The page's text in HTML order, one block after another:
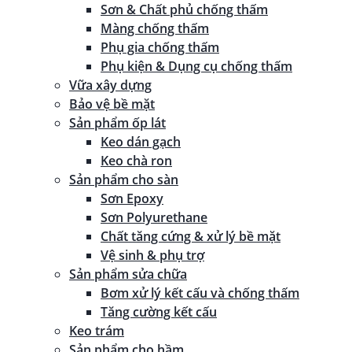
Sơn & Chất phủ chống thấm
Màng chống thấm
Phụ gia chống thấm
Phụ kiện & Dụng cụ chống thấm
Vữa xây dựng
Bảo vệ bề mặt
Sản phẩm ốp lát
Keo dán gạch
Keo chà ron
Sản phẩm cho sàn
Sơn Epoxy
Sơn Polyurethane
Chất tăng cứng & xử lý bề mặt
Vệ sinh & phụ trợ
Sản phẩm sửa chữa
Bơm xử lý kết cấu và chống thấm
Tăng cường kết cấu
Keo trám